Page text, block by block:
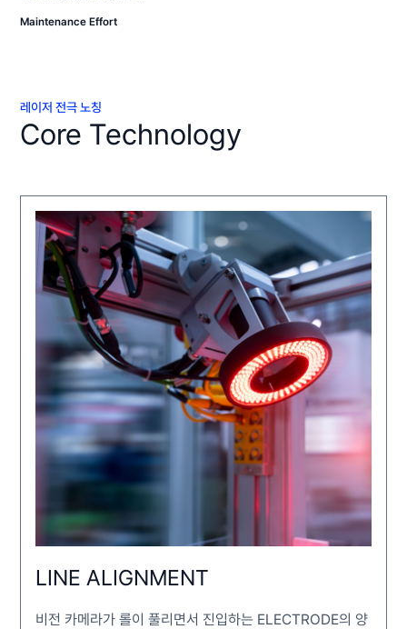
Maintenance Effort
레이저 전극 노칭
Core Technology
LINE ALIGNMENT
비전 카메라가 롤이 풀리면서 진입하는 ELECTRODE의 양